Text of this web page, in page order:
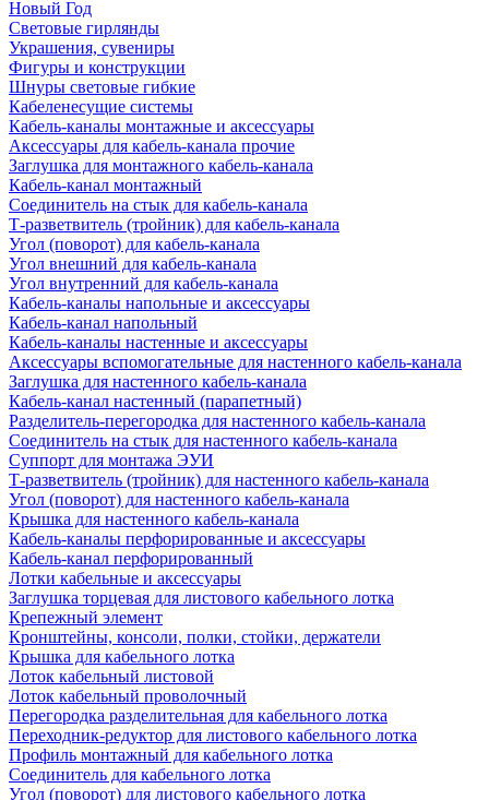
Новый Год
Световые гирлянды
Украшения, сувениры
Фигуры и конструкции
Шнуры световые гибкие
Кабеленесущие системы
Кабель-каналы монтажные и аксессуары
Аксессуары для кабель-канала прочие
Заглушка для монтажного кабель-канала
Кабель-канал монтажный
Соединитель на стык для кабель-канала
Т-разветвитель (тройник) для кабель-канала
Угол (поворот) для кабель-канала
Угол внешний для кабель-канала
Угол внутренний для кабель-канала
Кабель-каналы напольные и аксессуары
Кабель-канал напольный
Кабель-каналы настенные и аксессуары
Аксессуары вспомогательные для настенного кабель-канала
Заглушка для настенного кабель-канала
Кабель-канал настенный (парапетный)
Разделитель-перегородка для настенного кабель-канала
Соединитель на стык для настенного кабель-канала
Суппорт для монтажа ЭУИ
Т-разветвитель (тройник) для настенного кабель-канала
Угол (поворот) для настенного кабель-канала
Крышка для настенного кабель-канала
Кабель-каналы перфорированные и аксессуары
Кабель-канал перфорированный
Лотки кабельные и аксессуары
Заглушка торцевая для листового кабельного лотка
Крепежный элемент
Кронштейны, консоли, полки, стойки, держатели
Крышка для кабельного лотка
Лоток кабельный листовой
Лоток кабельный проволочный
Перегородка разделительная для кабельного лотка
Переходник-редуктор для листового кабельного лотка
Профиль монтажный для кабельного лотка
Соединитель для кабельного лотка
Угол (поворот) для листового кабельного лотка